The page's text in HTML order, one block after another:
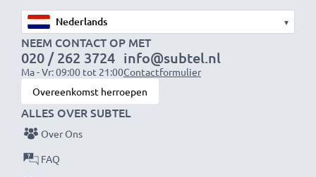
Materiaal: Plastic
Systeem: Bajonet
★ 3 jaar garantie ★
Als internationale speciaalzaak sinds 2004 weten wij,
waar het bij hoogwaardige producten op aankomt.
▾
NEEM CONTACT OP MET
020 / 262 3724
Ma - Vr: 09:00 tot 21:00
info@subtel.nl
Contactformulier
Overeenkomst herroepen
ALLES OVER SUBTEL
Over Ons
FAQ